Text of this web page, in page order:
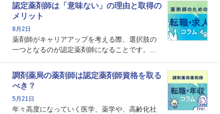
認定薬剤師は「意味ない」の理由と取得の
メリット
8月2日
薬剤師がキャリアアップを考える際、選択肢の
一つとなるのが認定薬剤師になることです。し
という声を聞いたことがあるかもしれません。
本記事では、認定薬剤師が「意味ない」といわ
れる理由や、取得するメリット、年収・キャリ
アへの影響を解説します。
調剤薬局の薬剤師は認定薬剤師資格を取る
べき？
5月21日
年々高度になっていく医学、薬学や、高齢化社